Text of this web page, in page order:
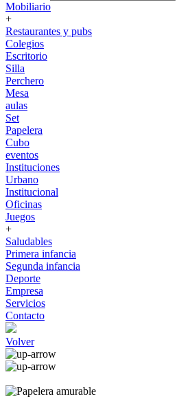
Mobiliario
+
Restaurantes y pubs
Colegios
Escritorio
Silla
Perchero
Mesa
aulas
Set
Papelera
Cubo
eventos
Instituciones
Urbano
Institucional
Oficinas
Juegos
+
Saludables
Primera infancia
Segunda infancia
Deporte
Empresa
Servicios
Contacto
Volver